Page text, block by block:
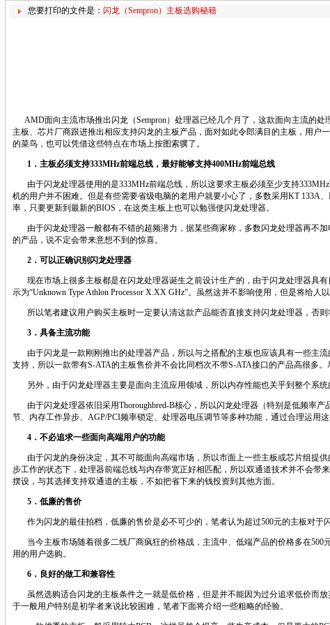
您要打印的文件是： 闪龙（Sempron）主板选购秘籍
AMD面向主流市场推出闪龙（Sempron）处理器已经几个月了，这款面向主流的处
主板、芯片厂商跟进推出相应支持闪龙的主板产品，面对如此令郎满目的主板，用
的菜鸟，也可以凭借这些特点在市场上按图索骥了。
1 ．主板必须支持333MHz前端总线，最好能够支持400MHz前端总线
由于闪龙处理器使用的是333MHz前端总线，所以这要求主板必须至少支持333MHz
机的用户并不困难。但是有些需要省级电脑的老用户就要小心了，多数采用KT 133A、
率，只要更新到最新的BIOS ，在这类主板上也可以勉强使闪龙处理器。
由于闪龙处理器一般都有不错的超频潜力，据某些商家称，多数闪龙处理器再不
的产品，说不定会带来意想不到的惊喜。
2 ．可以正确识别闪龙处理器
现在市场上很多主板都是在闪龙处理器诞生之前设计生产的，由于闪龙处理器具
示为“Unknown Type Athlon Processor X.XX GHz”。虽然这并不影响使用，但是将给人
所以笔者建议用户购买主板时一定要认清这款产品能否直接支持闪龙处理器，否
3 ．具备主流功能
由于闪龙是一款刚刚推出的处理器产品，所以与之搭配的主板也应该具有一些主
支持，所以一款带有S-ATA的主板售价并不会比同档次不带S-ATA接口的产品高很多
另外，由于闪龙处理器主要是面向主流应用领域，所以内存性能也关乎到整个系
由于闪龙处理器依旧采用Thoroughbred-B核心，所以闪龙处理器（特别是低频率产
节、内存工作异步、 AGP/PCI频率锁定、处理器电压调节等多种功能，通过合理运用
4 ．不必追求一些面向高端用户的功能
由于闪龙的身份决定，其不可能面向高端市场，所以市面上一些主板或芯片组提
步工作的状态下，处理器前端总线与内存带宽正好相匹配，所以双通道技术并不会
摆设，与其选择支持双通道的主板，不如把省下来的钱投资到其他方面。
5 ．低廉的售价
作为闪龙的最佳拍档，低廉的售价是必不可少的，笔者认为超过500元的主板对于
当今主板市场随着很多二线厂商疯狂的价格战，主流中、低端产品的价格多在500
用的用户选购。
6 ．良好的做工和兼容性
虽然选购适合闪龙的主板条件之一就是低价格，但是并不能因为过分追求低价而
于一般用户特别是初学者来说比较困难，笔者下面将介绍一些粗略的经验。